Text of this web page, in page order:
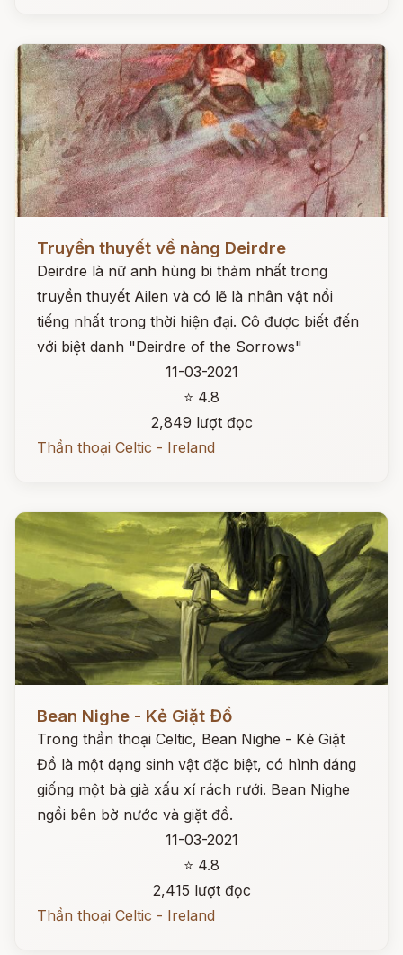
Đọc ngay
Truyền thuyết về nàng Deirdre
Deirdre là nữ anh hùng bi thảm nhất trong
truyền thuyết Ailen và có lẽ là nhân vật nổi
tiếng nhất trong thời hiện đại. Cô được biết đến
với biệt danh "Deirdre of the Sorrows"
11-03-2021
⭐ 4.8
2,849 lượt đọc
Thần thoại Celtic - Ireland
Bean Nighe - Kẻ Giặt Đồ
Trong thần thoại Celtic, Bean Nighe - Kẻ Giặt
Đồ là một dạng sinh vật đặc biệt, có hình dáng
giống một bà già xấu xí rách rưới. Bean Nighe
ngồi bên bờ nước và giặt đồ.
11-03-2021
⭐ 4.8
2,415 lượt đọc
Thần thoại Celtic - Ireland